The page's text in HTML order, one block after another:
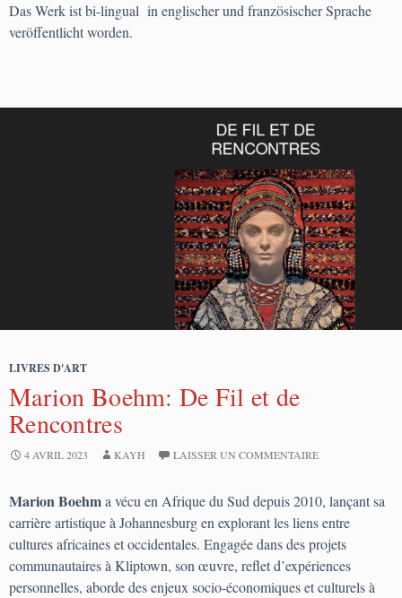
Das Werk ist bi-lingual in englischer und französischer Sprache
veröffentlicht worden.
LIVRES D'ART
Marion Boehm: De Fil et de
Rencontres
4 AVRIL 2023 KAYH LAISSER UN COMMENTAIRE
Marion Boehma vécu en Afrique du Sud depuis 2010, lançant sa
carrière artistique à Johannesburg en explorant les liens entre
cultures africaines et occidentales. Engagée dans des projets
communautaires à Kliptown, son œuvre, reflet d’expériences
personnelles, aborde des enjeux socio-économiques et culturels à